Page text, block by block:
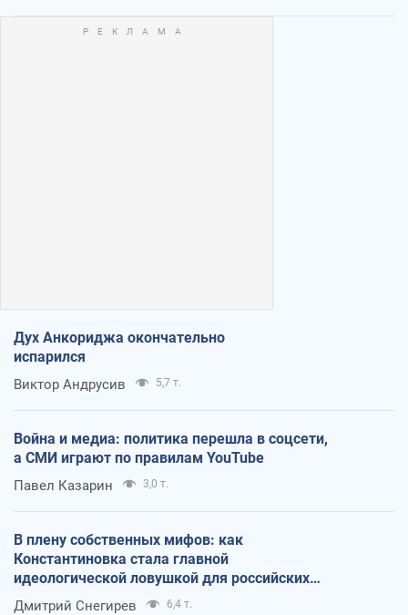
Дух Анкориджа окончательно
испарился
Виктор Андрусив 5,7 т.
Война и медиа: политика перешла в соцсети,
а СМИ играют по правилам YouTube
Павел Казарин 3,0 т.
В плену собственных мифов: как
Константиновка стала главной
идеологической ловушкой для российских
оккупантов
Дмитрий Снегирев 6,4 т.